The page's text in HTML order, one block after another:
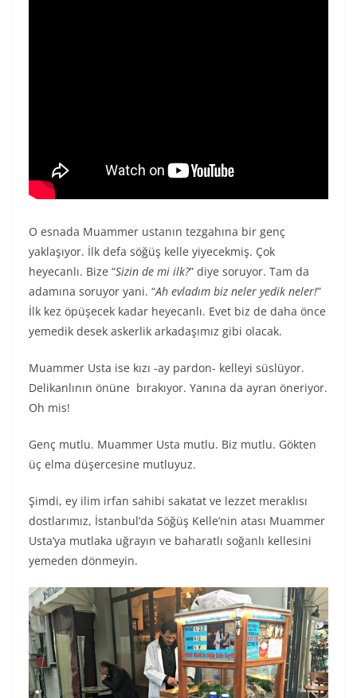
O esnada Muammer ustanın tezgahına bir genç
yaklaşıyor. İlk defa söğüş kelle yiyecekmiş. Çok
heyecanlı. Bize “Sizin de mi ilk?” diye soruyor. Tam da
adamına soruyor yani. “Ah evladım biz neler yedik neler!”
İlk kez öpüşecek kadar heyecanlı. Evet biz de daha önce
yemedik desek askerlik arkadaşımız gibi olacak.
Muammer Usta ise kızı -ay pardon- kelleyi süslüyor.
Delikanlının önüne bırakıyor. Yanına da ayran öneriyor.
Oh mis!
Genç mutlu. Muammer Usta mutlu. Biz mutlu. Gökten
üç elma düşercesine mutluyuz.
Şimdi, ey ilim irfan sahibi sakatat ve lezzet meraklısı
dostlarımız, İstanbul’da Söğüş Kelle’nin atası Muammer
Usta’ya mutlaka uğrayın ve baharatlı soğanlı kellesini
yemeden dönmeyin.